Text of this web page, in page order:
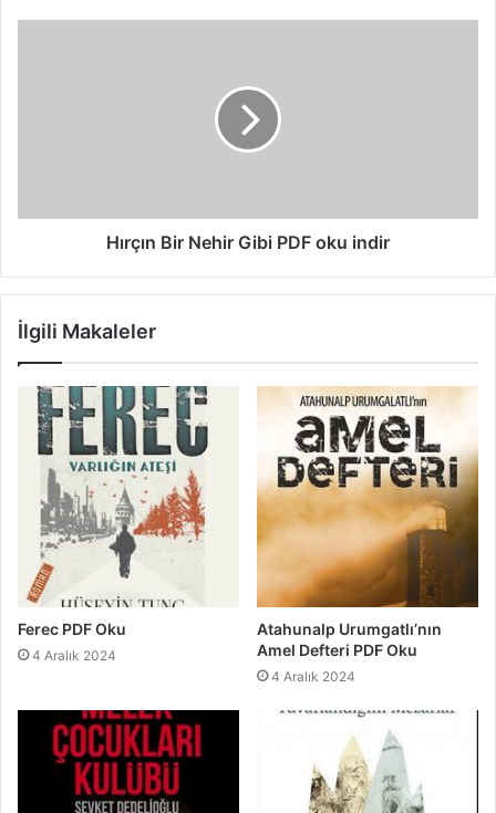
Hırçın Bir Nehir Gibi PDF oku indir
İlgili Makaleler
Ferec PDF Oku
4 Aralık 2024
Atahunalp Urumgatlı’nın
Amel Defteri PDF Oku
4 Aralık 2024